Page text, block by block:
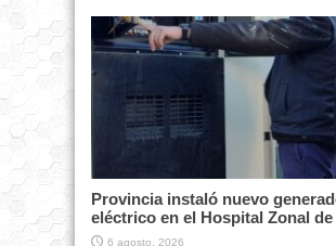
Provincia instaló nuevo
eléctrico en el Hospital Zonal de
6 agosto, 2026